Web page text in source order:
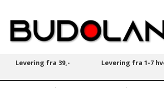
Levering fra 39,- Levering fra 1-7